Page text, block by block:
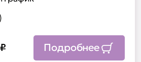
₽ Подробнее